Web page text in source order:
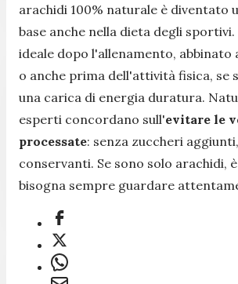
arachidi 100% naturale è diventato
base anche nella dieta degli
ideale dopo l'allenamento, abbinato
o anche prima dell'attività fisica, se
una carica di energia duratura.
esperti concordano sull'evitare le
processate: senza zuccheri
conservanti. Se sono solo arachidi,
bisogna sempre guardare